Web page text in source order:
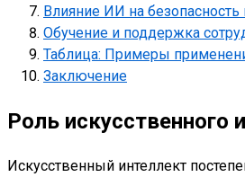
Влияние ИИ на
Обучение и поддержка
Таблица: Примеры
Заключение
Роль искусственного
Искусственный интеллект